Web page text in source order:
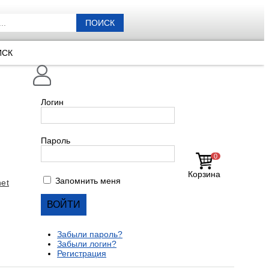
ПОИСК
0
Корзина
Логин
Пароль
Запомнить меня
Забыли пароль?
Забыли логин?
Регистрация